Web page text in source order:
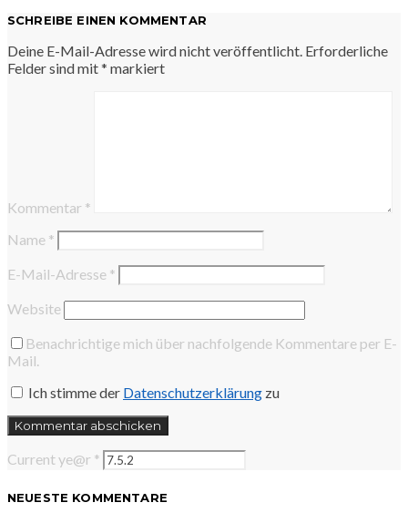
SCHREIBE EINEN KOMMENTAR
Deine E-Mail-Adresse wird nicht veröffentlicht. Erforderliche
Felder sind mit* markiert
Kommentar *
Name *
E-Mail-Adresse *
Website
Benachrichtige mich über nachfolgende Kommentare per E-
Mail.
Ich stimme der Datenschutzerklärung zu
Current ye@r *
NEUESTE KOMMENTARE